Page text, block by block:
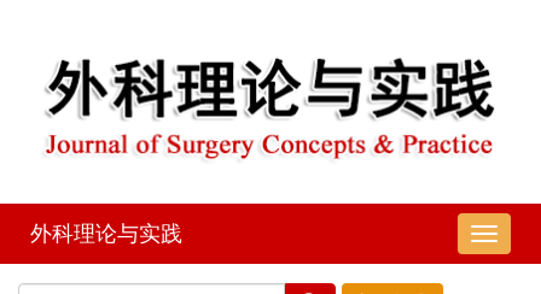
导
航
外科理论与实践